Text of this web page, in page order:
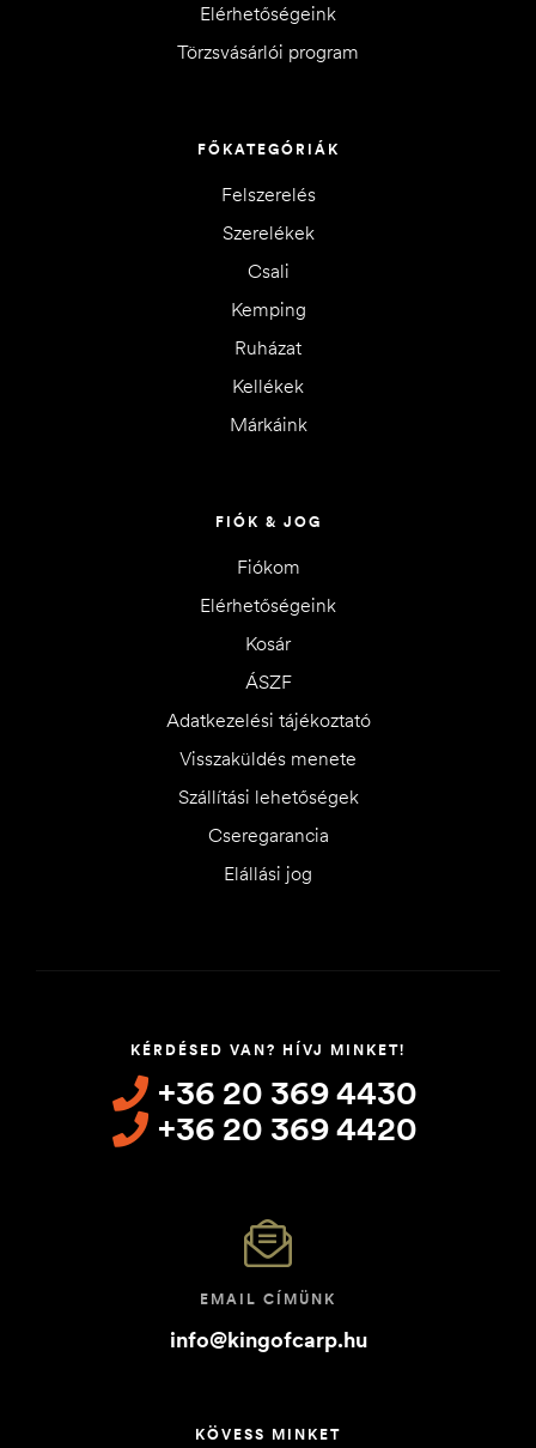
Elérhetőségeink
Törzsvásárlói program
FŐKATEGÓRIÁK
Felszerelés
Szerelékek
Csali
Kemping
Ruházat
Kellékek
Márkáink
FIÓK & JOG
Fiókom
Elérhetőségeink
Kosár
ÁSZF
Adatkezelési tájékoztató
Visszaküldés menete
Szállítási lehetőségek
Cseregarancia
Elállási jog
KÉRDÉSED VAN? HÍVJ MINKET!
+36 20 369 4430
+36 20 369 4420
EMAIL CÍMÜNK
info@kingofcarp.hu
KÖVESS MINKET